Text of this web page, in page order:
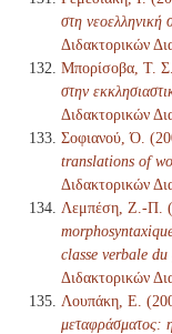
στη
Διδακτορικών
Μπορίσοβα, Τ.
στην
Διδακτορικών
Σοφιανού, Ό.
translations of
Διδακτορικών
Λεμπέση, Ζ.-Π.
classe verbale du
Διδακτορικών
Λουπάκη, Ε.
μεταφράσματος: